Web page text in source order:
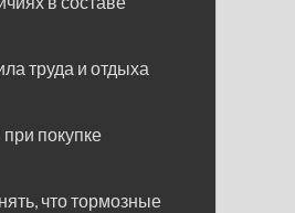
труда и отдыха
покупке
что тормозные